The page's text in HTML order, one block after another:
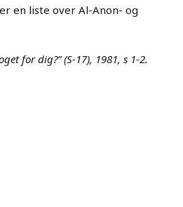
en liste over Al-Anon- og
for dig?” (S-17), 1981, s 1-2.